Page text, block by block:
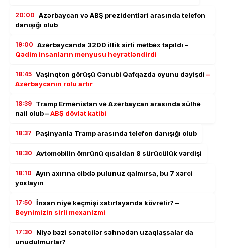
20:00 Azərbaycan və ABŞ prezidentləri arasında telefon
danışığı olub
19:00 Azərbaycanda 3200 illik sirli mətbəx tapıldı –
Qədim insanların menyusu heyrətləndirdi
18:45 Vaşinqton görüşü Cənubi Qafqazda oyunu dəyişdi –
Azərbaycanın rolu artır
18:39 Tramp Ermənistan və Azərbaycan arasında sülhə
nail olub –ABŞ dövlət katibi
18:37 Paşinyanla Tramp arasında telefon danışığı olub
18:30 Avtomobilin ömrünü qısaldan 8 sürücülük vərdişi
18:10 Ayın axırına cibdə pulunuz qalmırsa, bu 7 xərci
yoxlayın
17:50 İnsan niyə keçmişi xatırlayanda kövrəlir? –
Beynimizin sirli mexanizmi
17:30
Niyə bəzi sənətçilər səhnədən uzaqlaşsalar da
unudulmurlar?